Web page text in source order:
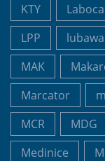
KTY
LPP
lubawa
MAK
Marcator
MCR
MDG
Medinice